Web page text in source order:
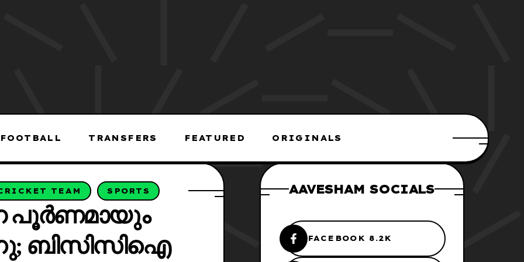
FOOTBALL TRANSFERS FEATURED ORIGINALS
TEAM SPORTS
പൂർണമായും
ബിസിസിഐ
AAVESHAM SOCIALS
FACEBOOK 8.2K